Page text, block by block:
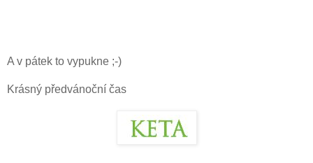
A v pátek to vypukne ;-)
Krásný předvánoční čas